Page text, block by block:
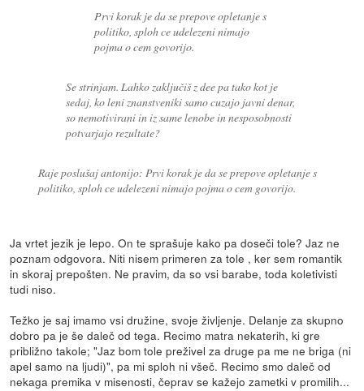
Prvi korak je da se prepove opletanje s
politiko, sploh ce udelezeni nimajo
pojma o cem govorijo.
Se strinjam. Lahko zaključiš z dee pa tako kot je
sedaj, ko leni znanstveniki samo cuzajo javni denar,
so nemotivirani in iz same lenobe in nesposobnosti
potvarjajo rezultate?
Raje poslušaj antonijo: Prvi korak je da se prepove opletanje s
politiko, sploh ce udelezeni nimajo pojma o cem govorijo.
Ja vrtet jezik je lepo. On te sprašuje kako pa doseči tole? Jaz ne
poznam odgovora. Niti nisem primeren za tole , ker sem romantik
in skoraj prepošten. Ne pravim, da so vsi barabe, toda koletivisti
tudi niso.
Težko je saj imamo vsi družine, svoje življenje. Delanje za skupno
dobro pa je še daleč od tega. Recimo matra nekaterih, ki gre
približno takole; "Jaz bom tole preživel za druge pa me ne briga (ni
apel samo na ljudi)", pa mi sploh ni všeč. Recimo smo daleč od
nekaga premika v misenosti, čeprav se kažejo zametki v promilih...